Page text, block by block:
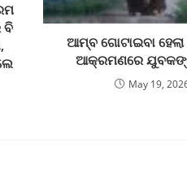
ବି
ଆମ୍ବ ଗୋଟାଇବା ହେଲା
ଆକ୍ରମଣରେ
May 19,